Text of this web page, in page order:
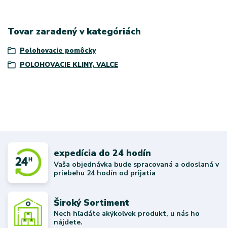
Tovar zaradený v kategóriách
Polohovacie pomôcky
POLOHOVACIE KLINY, VALCE
expedícia do 24 hodín
Vaša objednávka bude spracovaná a odoslaná v
priebehu 24 hodín od prijatia
Široký Sortiment
Nech hľadáte akýkoľvek produkt, u nás ho
nájdete.